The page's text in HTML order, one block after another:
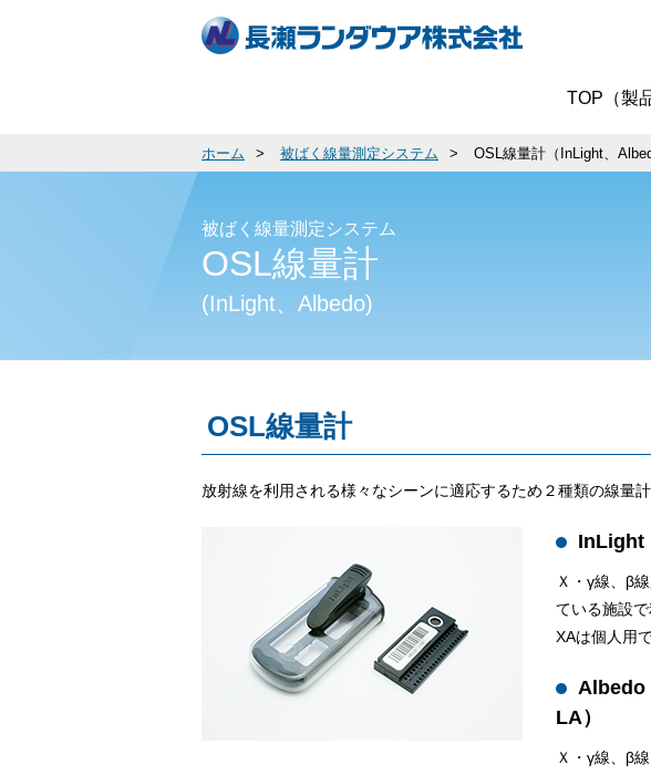
TOP（製
ホーム 被ばく線量測定システム OSL線量計（InLight、
被ばく線量測定システム
OSL線量計
(InLight、Albedo)
OSL線量計
放射線を利用される様々なシーンに適応するため２種類の線量計
InLight
Ｘ・γ線、β
ている施設で
XAは個人用
Albedo
LA）
Ｘ・γ線、β